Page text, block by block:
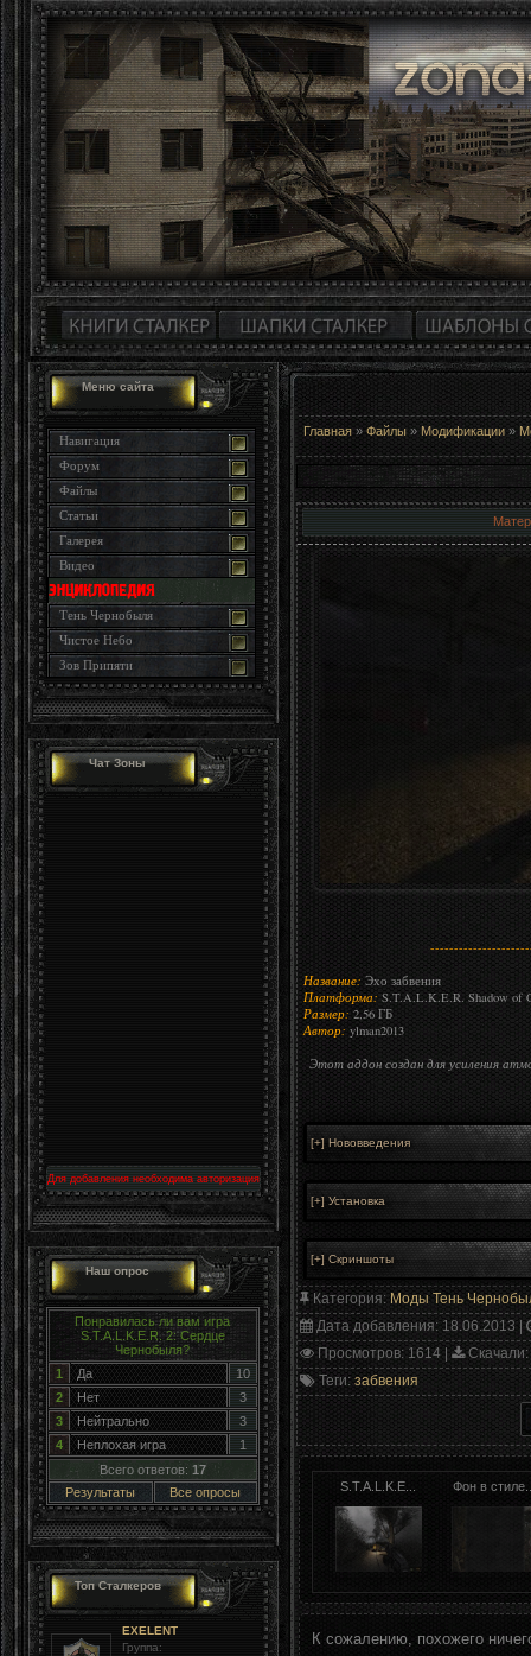
Меню сайта
Навигация
Форум
Файлы
Статьи
Галерея
Видео
Тень Чернобыля
Чистое Небо
Зов Припяти
Чат Зоны
Для добавления необходима авторизация
Наш опрос
Понравилась ли вам игра
S.T.A.L.K.E.R. 2: Сердце
Чернобыля?
1
Да
10
2
Нет
3
3
Нейтрально
3
4
Неплохая игра
1
Всего ответов: 17
Результаты
Все опросы
Топ Сталкеров
EXELENT
Группа:
Главная » Файлы » Модификации »
Название: Эхо забвения
Платформа: S.T.A.L.K.E.R. Shadow of
Размер: 2,56 ГБ
Автор: ylman2013
Этот аддон создан для усиления
Категория: Моды Тень
Дата добавления: 18.06.2013 |
Просмотров: 1614 | Скачали
Теги: забвения
S.T.A.L.K.E... Фон в
К сожалению, похожего